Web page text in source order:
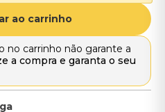
ao carrinho
no carrinho não garante a
a compra e garanta o seu